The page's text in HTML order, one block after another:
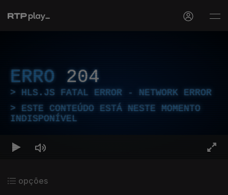
ERRO 204
HLS.JS FATAL ERROR - NETWORK ERROR
ESTE CONTEÚDO ESTÁ NESTE MOMENTO
INDISPONÍVEL
opções